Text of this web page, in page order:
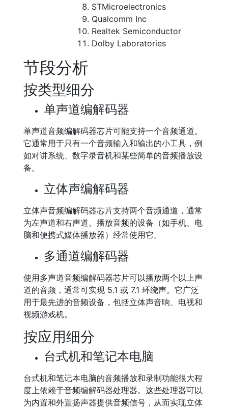
STMicroelectronics
Qualcomm Inc
Realtek Semiconductor
Dolby Laboratories
节段分析
按类型细分
单声道编解码器
单声道音频编解码器芯片可能支持一个音频通道。
它通常用于只有一个音频输入和输出的小工具，例
如对讲系统、数字录音机和某些简单的音频播放设
备。
立体声编解码器
立体声音频编解码器芯片支持两个音频通道，通常
为左声道和右声道。播放音频的设备（如手机、电
脑和便携式媒体播放器）经常使用它。
多通道编解码器
使用多声道音频编解码器芯片可以播放两个以上声
道的音频，通常可实现 5.1 或 7.1 环绕声。它广泛
用于最先进的音频设备，包括立体声音响、电视和
视频游戏机。
按应用细分
台式机和笔记本电脑
台式机和笔记本电脑的音频播放和录制功能很大程
度上依赖于音频编解码器处理器。这些处理器可以
为内置和外置扬声器提供音频信号，从而实现立体